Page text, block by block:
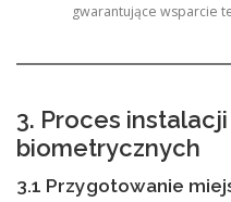
gwarantujące wsparcie
3. Proces
biometrycznych
3.1 Przygotowanie